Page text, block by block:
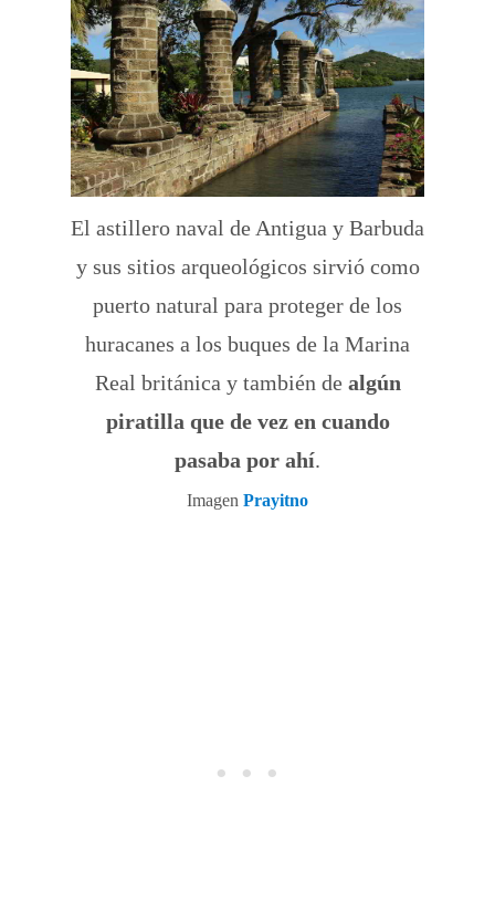
El astillero naval de Antigua y Barbuda
y sus sitios arqueológicos sirvió como
puerto natural para proteger de los
huracanes a los buques de la Marina
Real británica y también de algún
piratilla que de vez en cuando
pasaba por ahí.
Imagen Prayitno